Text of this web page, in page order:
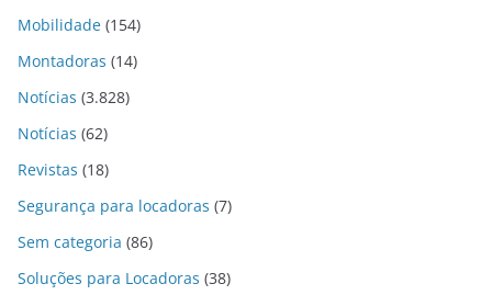
Mobilidade (154)
Montadoras (14)
Notícias (3.828)
Notícias (62)
Revistas (18)
Segurança para locadoras (7)
Sem categoria (86)
Soluções para Locadoras (38)